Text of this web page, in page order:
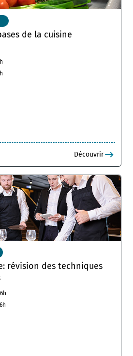
de la cuisine
Découvrir
révision des techniques